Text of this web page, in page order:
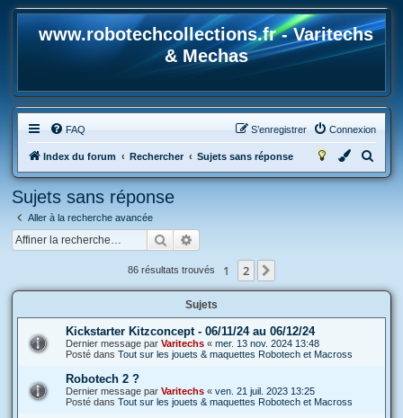
www.robotechcollections.fr - Varitechs
& Mechas
FAQ Connexion
S’enregistrer
Index du forum Rechercher Sujets sans réponse
e
c
Sujets sans réponse
Aller à la recherche avancée
Rechercher
86 résultats trouvés 1 2
Sujets
Kickstarter Kitzconcept - 06/11/24 au 06/12/24
Dernier message par Varitechs « mer. 13 nov. 2024 13:48
Posté dans Tout sur les jouets & maquettes Robotech et Macross
Robotech 2 ?
Dernier message par Varitechs « ven. 21 juil. 2023 13:25
Posté dans Tout sur les jouets & maquettes Robotech et Macross